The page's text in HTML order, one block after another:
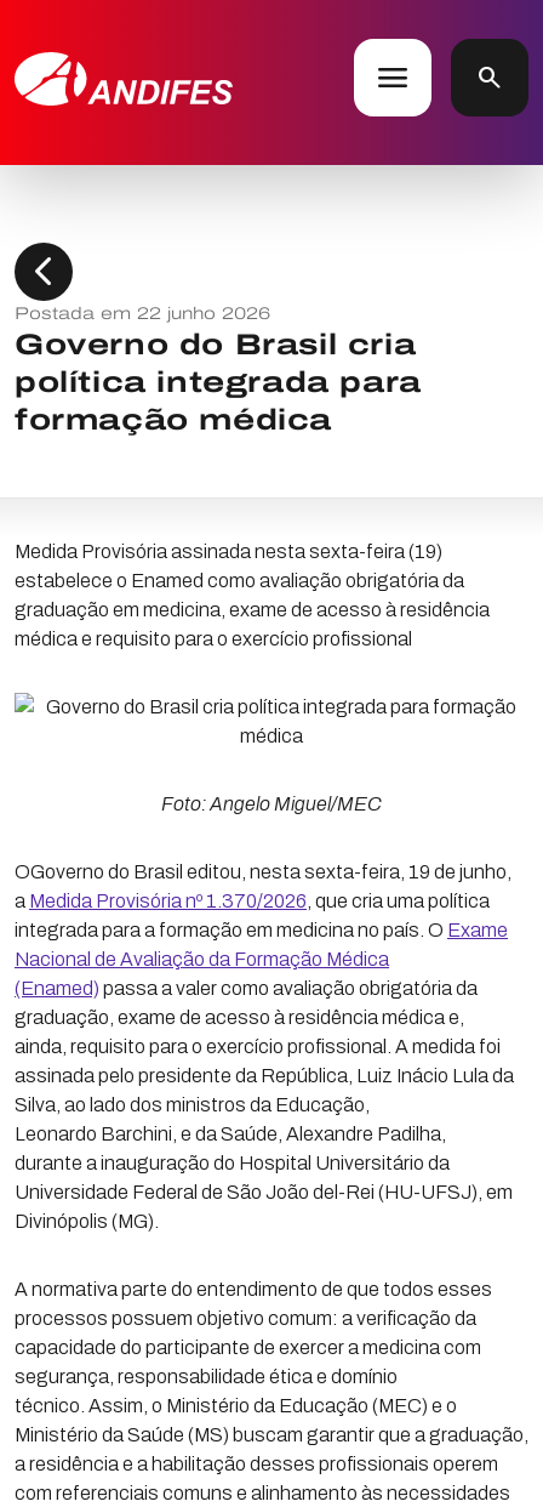
menu search
chevron_left
Postada em 22 junho 2026
Governo do Brasil cria
política integrada para
formação médica
Medida Provisória assinada nesta sexta-feira (19)
estabelece o Enamed como avaliação obrigatória da
graduação em medicina, exame de acesso à residência
médica e requisito para o exercício profissional
Foto: Angelo Miguel/MEC
OGoverno do Brasil editou, nesta sexta-feira, 19 de junho,
a Medida Provisória nº 1.370/2026 , que cria uma política
integrada para a formação em medicina no país. O Exame
Nacional de Avaliação da Formação Médica
(Enamed) passa a valer como avaliação obrigatória da
graduação, exame de acesso à residência médica e,
ainda, requisito para o exercício profissional. A medida foi
assinada pelo presidente da República, Luiz Inácio Lula da
Silva, ao lado dos ministros da Educação,
Leonardo Barchini, e da Saúde, Alexandre Padilha,
durante a inauguração do Hospital Universitário da
Universidade Federal de São João del-Rei (HU-UFSJ), em
Divinópolis (MG).
A normativa parte do entendimento de que todos esses
processos possuem objetivo comum: a verificação da
capacidade do participante de exercer a medicina com
segurança, responsabilidade ética e domínio
técnico. Assim, o Ministério da Educação (MEC) e o
Ministério da Saúde (MS) buscam garantir que a graduação,
a residência e a habilitação desses profissionais operem
com referenciais comuns e alinhamento às necessidades